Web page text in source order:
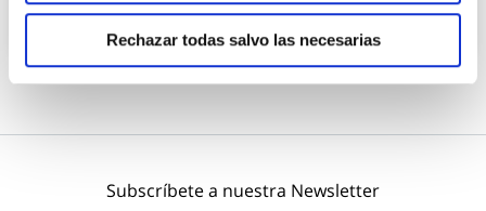
Rechazar todas salvo las necesarias
Añadir al carrito
Subscríbete a nuestra Newsletter